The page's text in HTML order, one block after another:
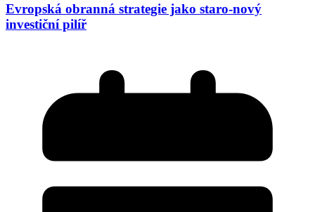
Evropská obranná strategie jako staro-nový
investiční pilíř